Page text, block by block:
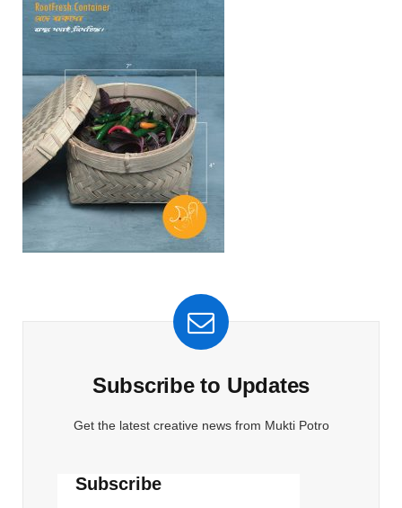
Subscribe to Updates
Get the latest creative news from Mukti Potro
Subscribe